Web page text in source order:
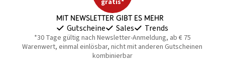
gratis*
Mit Newsletter gibt es mehr
Gutscheine Sales Trends
*30 Tage gültig nach Newsletter-Anmeldung, ab € 75
Warenwert, einmal einlösbar, nicht mit anderen Gutscheinen
kombinierbar